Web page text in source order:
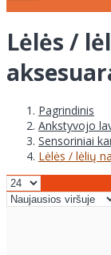
Lėlės /
Pagrindinis
Ankstyvojo
Sensoriniai
Lėlės / lėlių